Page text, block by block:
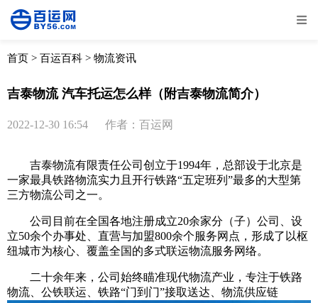
全部 物流资讯
取消
首页 > 百运百科 > 物流资讯
吉泰物流 汽车托运怎么样（附吉泰物流简介）
2022-12-30 16:54 作者：百运网
吉泰物流有限责任公司创立于1994年，总部设于北京是
一家最具铁路物流实力且开行铁路“五定班列”最多的大型第
三方物流公司之一。
公司目前在全国各地注册成立20余家分（子）公司、设
立50余个办事处、直营与加盟800余个服务网点，形成了以枢
纽城市为核心、覆盖全国的多式联运物流服务网络。
二十余年来，公司始终瞄准现代物流产业，专注于铁路
物流、公铁联运、铁路“门到门”接取送达、物流供应链